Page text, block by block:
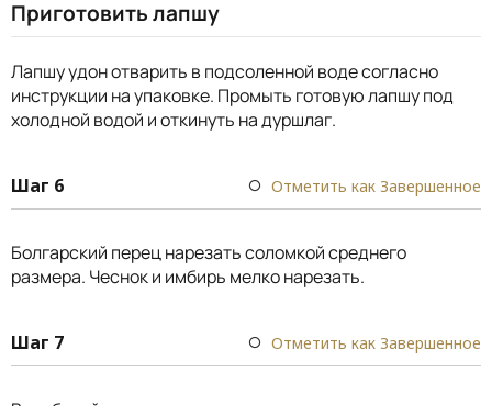
Приготовить лапшу
Лапшу удон отварить в подсоленной воде согласно
инструкции на упаковке. Промыть готовую лапшу под
холодной водой и откинуть на дуршлаг.
Шаг 6 Отметить как Завершенное
Болгарский перец нарезать соломкой среднего
размера. Чеснок и имбирь мелко нарезать.
Шаг 7 Отметить как Завершенное